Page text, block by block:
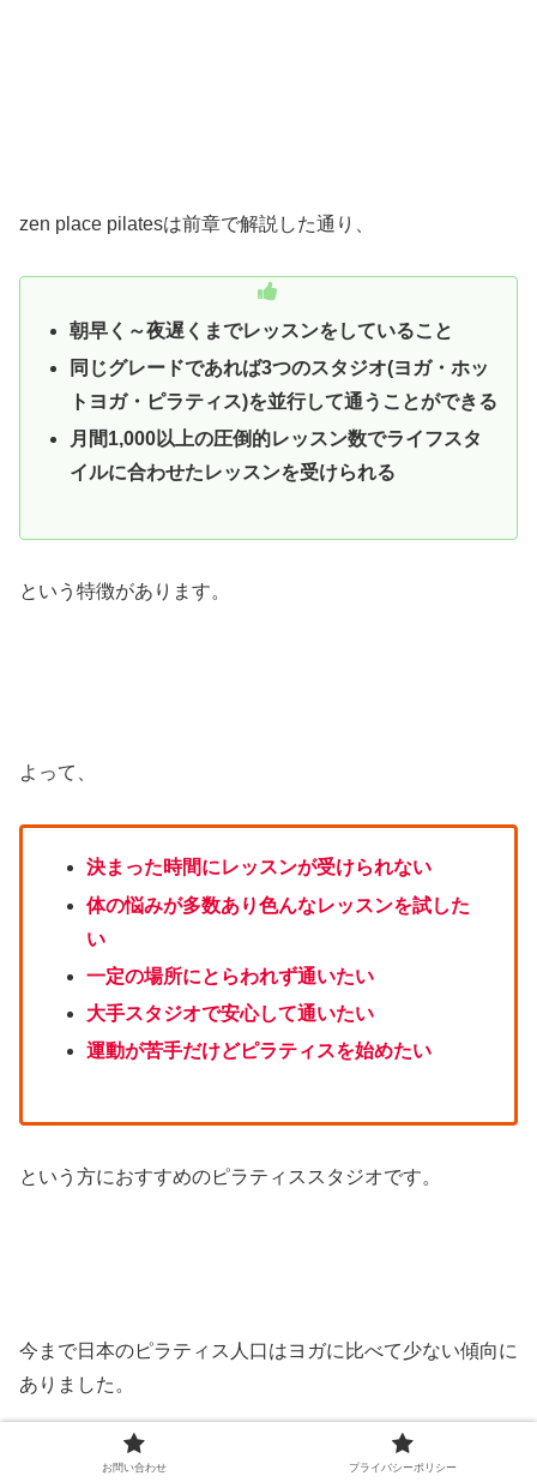
zen place pilatesは前章で解説した通り、
朝早く～夜遅くまでレッスンをしていること
同じグレードであれば3つのスタジオ(ヨガ・ホッ
トヨガ・ピラティス)を並行して通うことができる
月間1,000以上の圧倒的レッスン数でライフスタ
イルに合わせたレッスンを受けられる
という特徴があります。
よって、
決まった時間にレッスンが受けられない
体の悩みが多数あり色んなレッスンを試した
い
一定の場所にとらわれず通いたい
大手スタジオで安心して通いたい
運動が苦手だけどピラティスを始めたい
という方におすすめのピラティススタジオです。
今まで日本のピラティス人口はヨガに比べて少ない傾向に
ありました。
お問い合わせ プライバシーポリシー